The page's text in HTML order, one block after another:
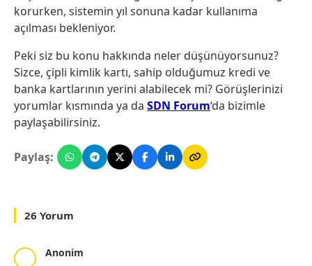
korurken, sistemin yıl sonuna kadar kullanıma
açılması bekleniyor.
Peki siz bu konu hakkında neler düşünüyorsunuz?
Sizce, çipli kimlik kartı, sahip olduğumuz kredi ve
banka kartlarının yerini alabilecek mi? Görüşlerinizi
yorumlar kısmında ya da SDN Forum‘da bizimle
paylaşabilirsiniz.
Paylaş:
26 Yorum
Anonim